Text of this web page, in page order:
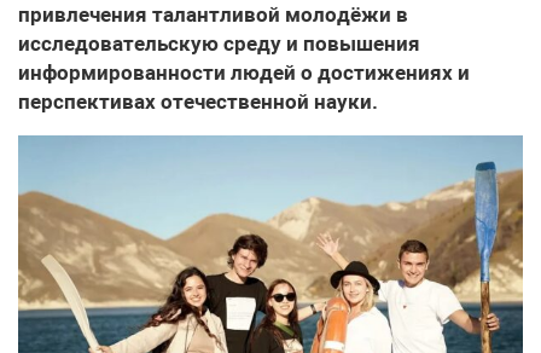
привлечения талантливой молодёжи в
исследовательскую среду и повышения
информированности людей о достижениях и
перспективах отечественной науки.